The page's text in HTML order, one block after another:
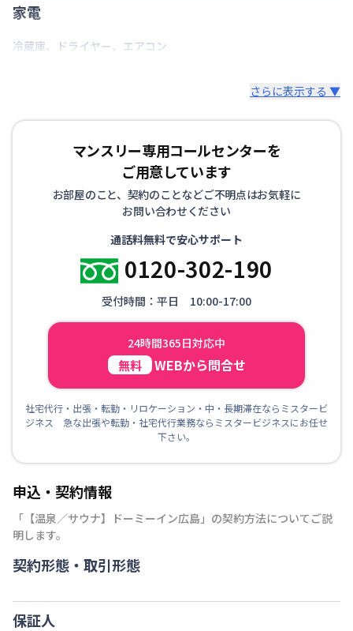
家電
冷蔵庫、 ドライヤー、 エアコン
さらに表示する ▼
マンスリー専用コールセンターを
ご用意しています
お部屋のこと、契約のことなどご不明点はお気軽に
お問い合わせください
通話料無料で安心サポート
0120-302-190
受付時間：平日 10:00-17:00
24時間365日対応中
無料 WEBから問合せ
社宅代行・出張・転勤・リロケーション・中・長期滞在ならミスタービ
ジネス 急な出張や転勤・社宅代行業務ならミスタービジネスにお任せ
下さい。
申込・契約情報
「 【温泉／サウナ】ドーミーイン広島 」の契約方法についてご説
明します。
契約形態・取引形態
保証人